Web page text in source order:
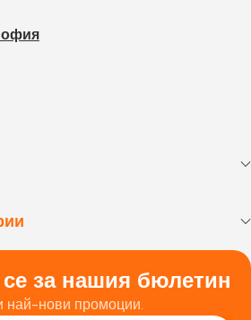
за нашия бюлетин
най-нови промоции.